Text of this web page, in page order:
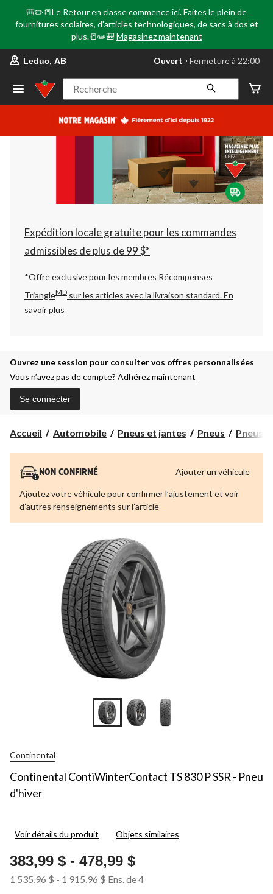
🎒✏️📒Le Retour en classe commence ici. Faites le plein de
fournitures scolaires, d'articles technologiques, de sacs à dos et
plus.📒✏️🎒 Magasinez maintenant
votre
préféré
Leduc,
AB,
courament
Fermeture
à
22:00
cliquer
pour
changer
Leduc, AB Ouvert ⋅ Fermeture à 22:00
Recherche
Expédition locale gratuite pour les commandes
admissibles de plus de 99 $*
*Offre exclusive pour les membres Récompenses
TriangleMD sur les articles avec la livraison standard.En
savoir plus
Ouvrez une session pour consulter vos offres personnalisées
Vous n’avez pas de compte? Adhérez maintenant
Se connecter
Accueil Automobile Pneus et jantes Pneus Pneus
NON CONFIRMÉ
Ajoutez votre véhicule pour confirmer l’ajustement et voir
d’autres renseignements sur l’article
Ajouter un véhicule
Continental
Continental ContiWinterContact TS 830 P SSR - Pneu
d'hiver
Voir détails du produit Objets similaires
383,99 $ - 478,99 $
1 535,96 $ - 1 915,96 $ Ens. de 4